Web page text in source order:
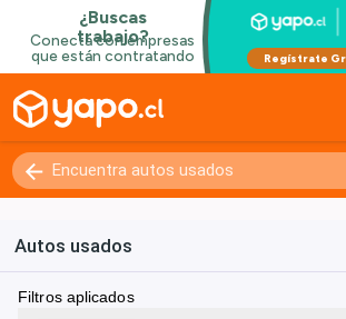
Autos usados
Filtros aplicados